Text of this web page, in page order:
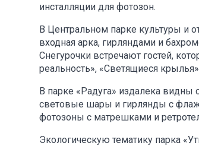
инсталляции для фотозон.
В Центральном парке культуры и
входная арка, гирляндами и
Снегурочки встречают гостей,
реальность», «Светящиеся
В парке «Радуга» издалека
световые шары и гирлянды с
фотозоны с матрешками и
Экологическую тематику парка